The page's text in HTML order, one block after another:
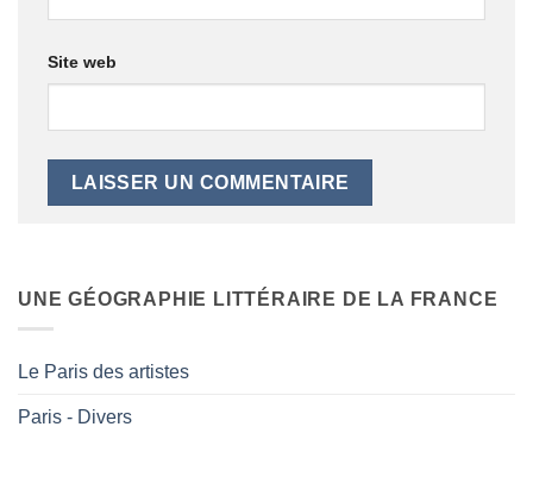
Site web
UNE GÉOGRAPHIE LITTÉRAIRE DE LA FRANCE
Le Paris des artistes
Paris - Divers